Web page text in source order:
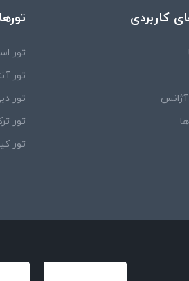
کاربردی
تور
تور
تور
تور
تور